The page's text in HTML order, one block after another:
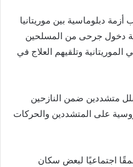
دبلوماسية بين موريتانيا
دخول جرحى من المسلحين
الموريتانية وتلقيهم العلاج في
متشددين ضمن النازحين
على المتشددين والحركات
اجتماعيًا لبعض سكان